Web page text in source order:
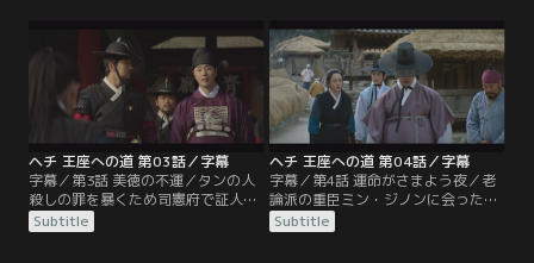
齢君（イ・フォン）を推す少論派の
争いが起きていた。そんな中、王の
次男であるヨニングン（イ・グム）
が都へ戻ってくる。
悪く密豊君に見つかってしまう。同
じく密豊君を疑って狩りに参加して
いたヨニングン（イ・グム）は箱の
中身を知るためにヨジと妓楼で落ち
合う約束をし、自らおとりになって
彼女を逃がす。
ヘチ 王座への道 第03話／字幕
字幕／第3話 美徳の不運／タンの人
殺しの罪を暴くため司憲府で証人と
なるクムだったが、高官たちは証人
1人では証拠不十分だと主張しタン
Subtitle
ヘチ 王座への道 第04話／字幕
字幕／第4話 運命がさまよう夜／老
論派の重臣ミン・ジノンに会ったク
ムは自分の無力さを痛感し、弟のフ
ォンを守るためにタンの罪について
Subtitle